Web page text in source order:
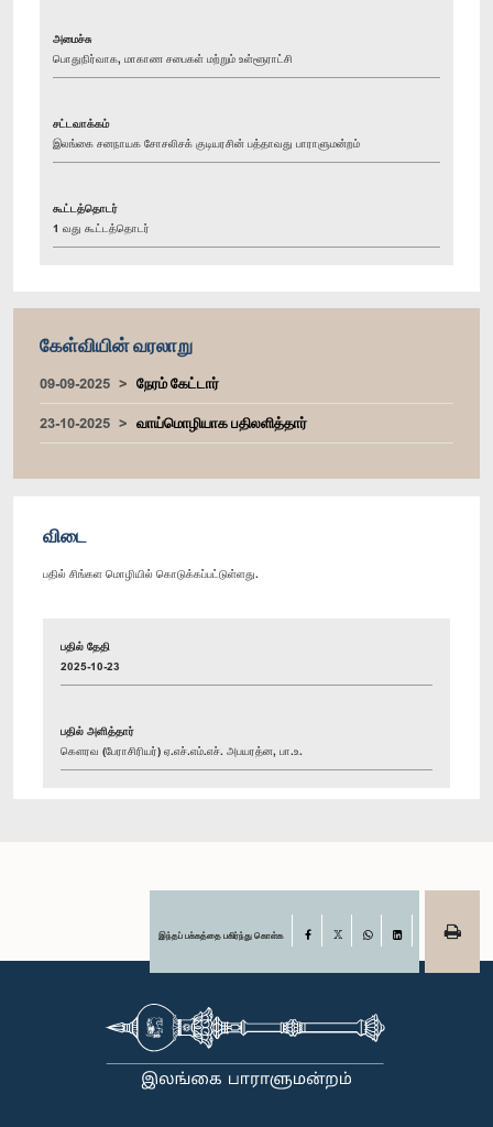
அமைச்சு
பொதுநிர்வாக, மாகாண சபைகள் மற்றும் உள்ளூராட்சி
சட்டவாக்கம்
இலங்கை சனநாயக சோசலிசக் குடியரசின் பத்தாவது பாராளுமன்றம்
கூட்டத்தொடர்
1 வது கூட்டத்தொடர்
கேள்வியின் வரலாறு
09-09-2025
நேரம் கேட்டார்
23-10-2025
வாய்மொழியாக பதிலளித்தார்
விடை
பதில் சிங்கள மொழியில் கொடுக்கப்பட்டுள்ளது.
பதில் தேதி
2025-10-23
பதில் அளித்தார்
கௌரவ (பேராசிரியர்) ஏ.எச்.எம்.எச். அபயரத்ன, பா.உ.
இந்தப் பக்கத்தை பகிர்ந்து கொள்க Facebook